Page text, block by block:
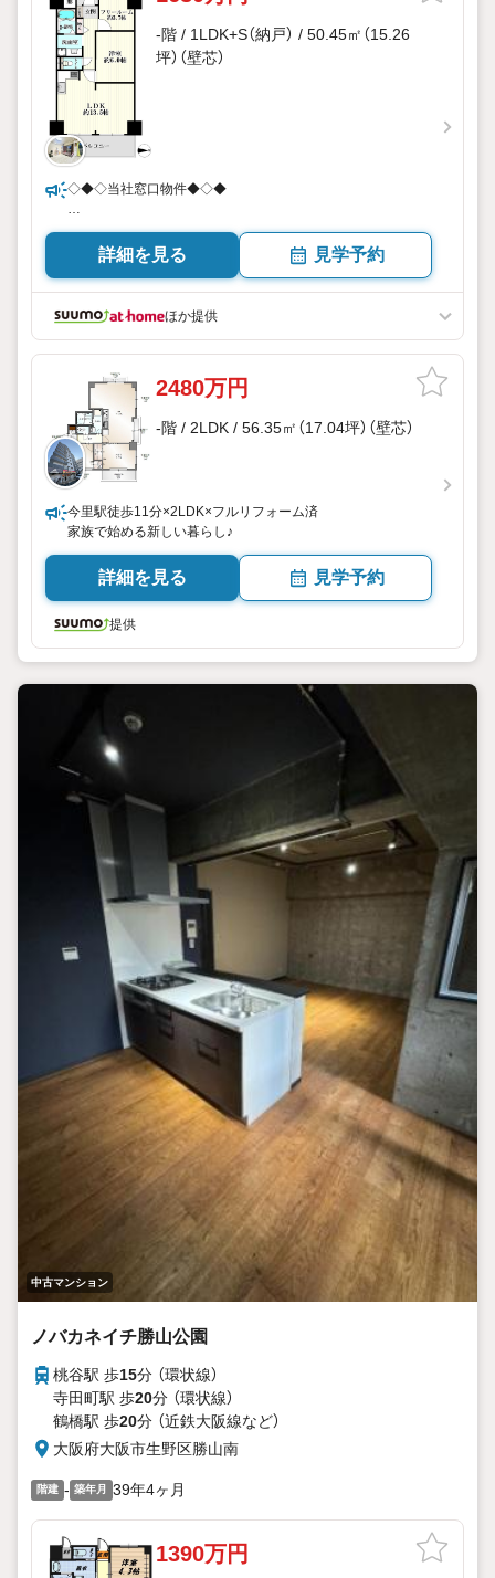
-階 / 1LDK+S（納戸） / 50.45㎡（15.26
坪）（壁芯）
◇◆◇当社窓口物件◆◇◆
＼☆ご内覧等スムーズにご対応可能です☆／
詳細を見る 見学予約
ほか提供
2480万円
-階 / 2LDK / 56.35㎡（17.04坪）（壁芯）
今里駅徒歩11分×2LDK×フルリフォーム済
家族で始める新しい暮らし♪
詳細を見る 見学予約
提供
中古マンション
ノバカネイチ勝山公園
桃谷駅 歩15分 （環状線）
寺田町駅 歩20分 （環状線）
鶴橋駅 歩20分 （近鉄大阪線など）
大阪府大阪市生野区勝山南
階建 - 築年月 39年4ヶ月
1390万円